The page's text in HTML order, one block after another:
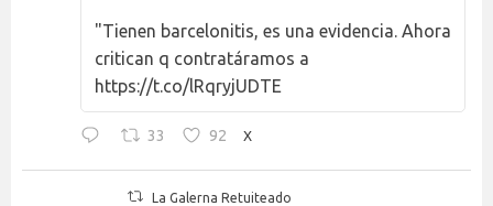
"Tienen barcelonitis, es una evidencia. Ahora
critican q contratáramos a
https://t.co/lRqryjUDTE
33 92 X
La Galerna Retuiteado